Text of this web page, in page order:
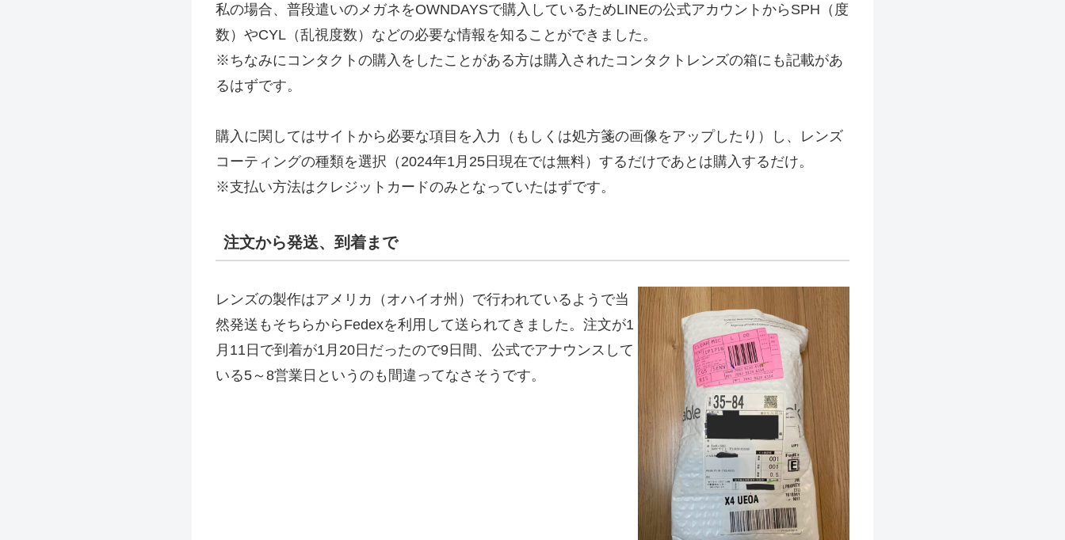
私の場合、普段遣いのメガネをOWNDAYSで購入しているためLINEの公式アカウントからSPH（度
数）やCYL（乱視度数）などの必要な情報を知ることができました。
※ちなみにコンタクトの購入をしたことがある方は購入されたコンタクトレンズの箱にも記載があ
るはずです。
購入に関してはサイトから必要な項目を入力（もしくは処方箋の画像をアップしたり）し、レンズ
コーティングの種類を選択（2024年1月25日現在では無料）するだけであとは購入するだけ。
※支払い方法はクレジットカードのみとなっていたはずです。
注文から発送、到着まで
レンズの製作はアメリカ（オハイオ州）で行われているようで当
然発送もそちらからFedexを利用して送られてきました。注文が1
月11日で到着が1月20日だったので9日間、公式でアナウンスして
いる5～8営業日というのも間違ってなさそうです。